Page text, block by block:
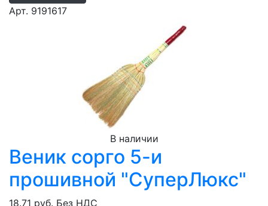
Арт. 9191617
В наличии
Веник сорго 5-и
прошивной "СуперЛюкс"
18.71 руб. Без НДС